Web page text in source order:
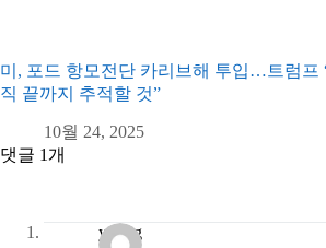
미, 포드 항모전단 카리브해 투입…트럼프
직 끝까지 추적할 것”
10월 24, 2025
댓글 1개
young